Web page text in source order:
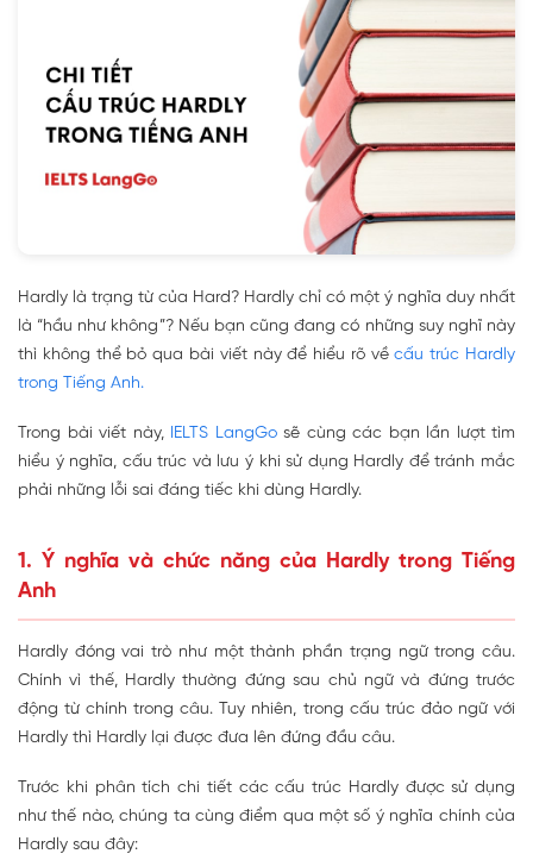
Hardly là trạng từ của Hard? Hardly chỉ có một ý nghĩa duy nhất
là “hầu như không”? Nếu bạn cũng đang có những suy nghĩ này
thì không thể bỏ qua bài viết này để hiểu rõ vềcấu trúc Hardly
trong Tiếng Anh.
Trong bài viết này, IELTS LangGosẽ cùng các bạn lần lượt tìm
hiểu ý nghĩa, cấu trúc và lưu ý khi sử dụng Hardly để tránh mắc
phải những lỗi sai đáng tiếc khi dùng Hardly.
1. Ý nghĩa và chức năng của Hardly trong Tiếng
Anh
Hardly đóng vai trò như một thành phần trạng ngữ trong câu.
Chính vì thế, Hardly thường đứng sau chủ ngữ và đứng trước
động từ chính trong câu. Tuy nhiên, trong cấu trúc đảo ngữ với
Hardly thì Hardly lại được đưa lên đứng đầu câu.
Trước khi phân tích chi tiết các cấu trúc Hardly được sử dụng
như thế nào, chúng ta cùng điểm qua một số ý nghĩa chính của
Hardly sau đây: